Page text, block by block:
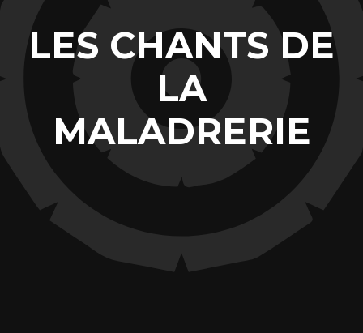
LES CHANTS DE
LA
MALADRERIE